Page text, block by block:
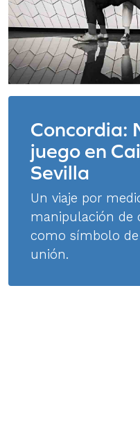
Concordia:
juego en
Sevilla
Un viaje por
manipulación de
como símbolo
unión.